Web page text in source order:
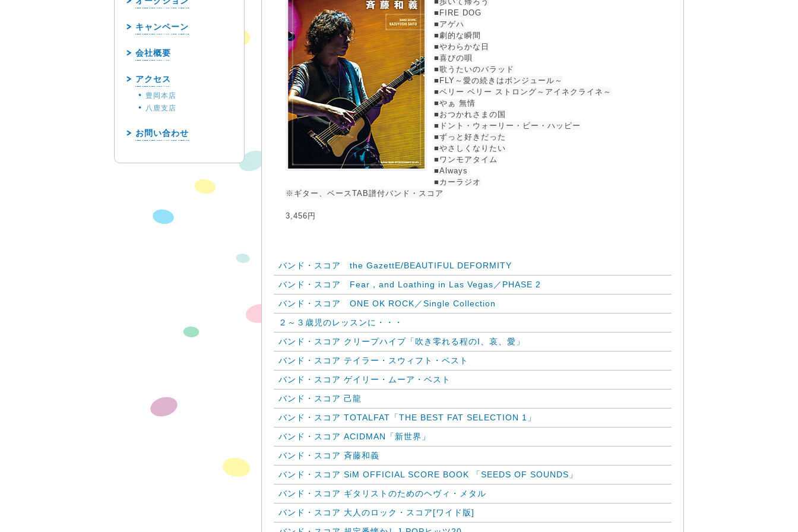
■FIRE DOG
■アゲハ
■劇的な瞬間
■やわらかな日
■喜びの唄
■歌うたいのバラッド
■FLY～愛の続きはボンジュール～
■ベリー ベリー ストロング～アイネクライネ～
■やぁ 無情
■おつかれさまの国
■ドント・ウォーリー・ビー・ハッピー
■ずっと好きだった
■やさしくなりたい
■ワンモアタイム
■Always
■カーラジオ
※ギター、ベースTAB譜付バンド・スコア
3,456円
バンド・スコア the GazettE/BEAUTIFUL DEFORMITY
バンド・スコア Fear，and Loathing in Las Vegas／PHASE 2
バンド・スコア ONE OK ROCK／Single Collection
２～３歳児のレッスンに・・・
バンド・スコア クリープハイプ「吹き零れる程のI、哀、愛」
バンド・スコア テイラー・スウィフト・ベスト
バンド・スコア ゲイリー・ムーア・ベスト
バンド・スコア 己龍
バンド・スコア TOTALFAT「THE BEST FAT SELECTION 1」
バンド・スコア ACIDMAN「新世界」
バンド・スコア 斉藤和義
バンド・スコア SiM OFFICIAL SCORE BOOK 「SEEDS OF SOUNDS」
バンド・スコア ギタリストのためのヘヴィ・メタル
バンド・スコア 大人のロック・スコア[ワイド版]
キャンペーン
会社概要
アクセス
豊岡本店
八鹿支店
お問い合わせ